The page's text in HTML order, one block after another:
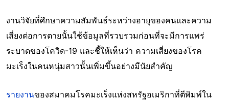
งานวิจัยที่ศึกษาความสัมพันธ์ระหว่างอายุของคนและความ
เสี่ยงต่อการตายนั้นใช้ข้อมูลที่รวบรวมก่อนที่จะมีการแพร่
ระบาดของโควิด-19 และชี้ให้เห็นว่า ความเสี่ยงของโรค
มะเร็งในคนหนุ่มสาวนั้นเพิ่มขึ้นอย่างมีนัยสำคัญ
รายงานของสมาคมโรคมะเร็งแห่งสหรัฐอเมริกาที่ตีพิมพ์ใน